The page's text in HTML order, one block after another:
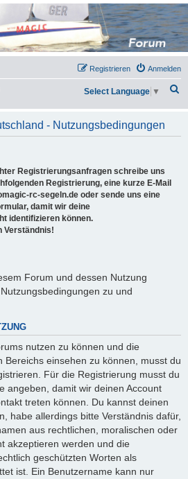
Anmelden
Registrieren
h
Select Language ▼
- Nutzungsbedingungen
Registrierungsanfragen schreibe uns
Registrierung, eine kurze E-Mail
rc-segeln.de oder sende uns eine
damit wir deine
identifizieren können.
Verständnis!
Forum und dessen Nutzung
zu und
nutzen zu können und die
Bereichs einsehen zu können, musst du
Für die Registrierung musst du
angeben, damit wir deinen Account
treten können. Du kannst deinen
habe allerdings bitte Verständnis dafür,
aus rechtlichen, moralischen oder
akzeptieren werden und die
geschützten Worten als
ist. Ein Benutzername kann nur